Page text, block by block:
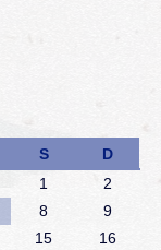
S
D
1
2
8
9
15
16